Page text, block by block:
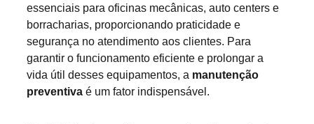
essenciais para oficinas mecânicas, auto centers e
borracharias, proporcionando praticidade e
segurança no atendimento aos clientes. Para
garantir o funcionamento eficiente e prolongar a
vida útil desses equipamentos, a manutenção
preventiva é um fator indispensável.